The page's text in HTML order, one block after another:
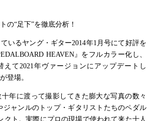
の“足下”を徹底分析！
いるヤング・ギター2014年1月号にて好評を
HEAVEN』をフルカラー化し、
えて2021年ヴァージョンにアップデートし
登場。
年に渡って撮影してきた膨大な写真の数々
ジャンルのトップ・ギタリストたちのペダル
クト。実際にプロの現場で使われて来た十人